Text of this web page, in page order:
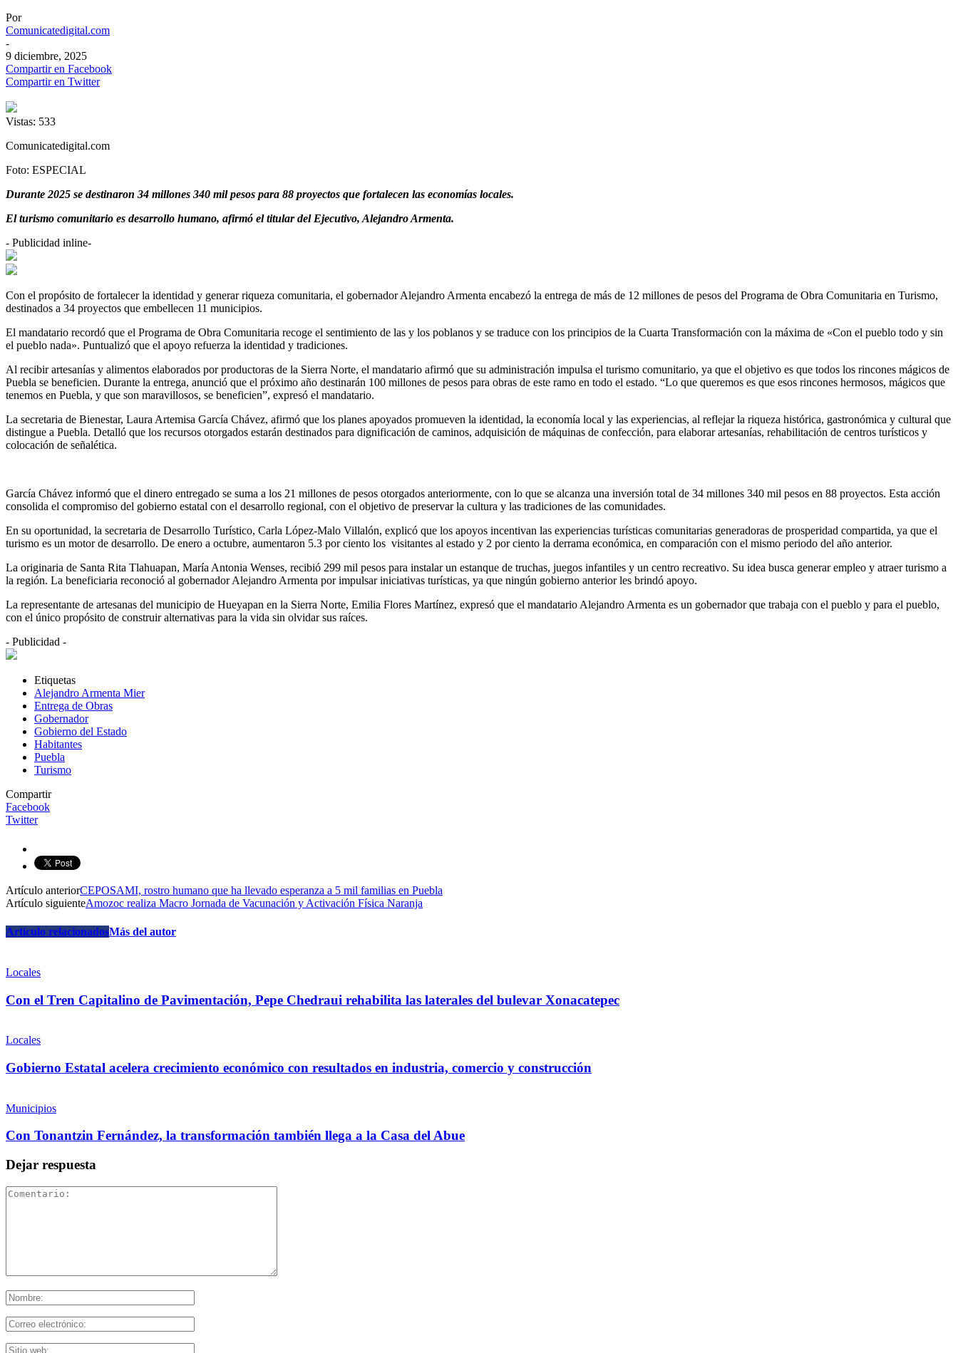
Por
Comunicatedigital.com
-
9 diciembre, 2025
Compartir en Facebook
Compartir en Twitter
Vistas: 533
Comunicatedigital.com
Foto: ESPECIAL
Durante 2025 se destinaron 34 millones 340 mil pesos para 88 proyectos que fortalecen las economías locales.
El turismo comunitario es desarrollo humano, afirmó el titular del Ejecutivo, Alejandro Armenta.
- Publicidad inline-
Con el propósito de fortalecer la identidad y generar riqueza comunitaria, el gobernador Alejandro Armenta encabezó la entrega de más de 12 millones de pesos del Programa de Obra Comunitaria en Turismo,
destinados a 34 proyectos que embellecen 11 municipios.
El mandatario recordó que el Programa de Obra Comunitaria recoge el sentimiento de las y los poblanos y se traduce con los principios de la Cuarta Transformación con la máxima de «Con el pueblo todo y sin
el pueblo nada». Puntualizó que el apoyo refuerza la identidad y tradiciones.
Al recibir artesanías y alimentos elaborados por productoras de la Sierra Norte, el mandatario afirmó que su administración impulsa el turismo comunitario, ya que el objetivo es que todos los rincones mágicos de
Puebla se beneficien. Durante la entrega, anunció que el próximo año destinarán 100 millones de pesos para obras de este ramo en todo el estado. “Lo que queremos es que esos rincones hermosos, mágicos que
tenemos en Puebla, y que son maravillosos, se beneficien”, expresó el mandatario.
La secretaria de Bienestar, Laura Artemisa García Chávez, afirmó que los planes apoyados promueven la identidad, la economía local y las experiencias, al reflejar la riqueza histórica, gastronómica y cultural que
distingue a Puebla. Detalló que los recursos otorgados estarán destinados para dignificación de caminos, adquisición de máquinas de confección, para elaborar artesanías, rehabilitación de centros turísticos y
colocación de señalética.
García Chávez informó que el dinero entregado se suma a los 21 millones de pesos otorgados anteriormente, con lo que se alcanza una inversión total de 34 millones 340 mil pesos en 88 proyectos. Esta acción
consolida el compromiso del gobierno estatal con el desarrollo regional, con el objetivo de preservar la cultura y las tradiciones de las comunidades.
En su oportunidad, la secretaria de Desarrollo Turístico, Carla López-Malo Villalón, explicó que los apoyos incentivan las experiencias turísticas comunitarias generadoras de prosperidad compartida, ya que el
turismo es un motor de desarrollo. De enero a octubre, aumentaron 5.3 por ciento los visitantes al estado y 2 por ciento la derrama económica, en comparación con el mismo periodo del año anterior.
La originaria de Santa Rita Tlahuapan, María Antonia Wenses, recibió 299 mil pesos para instalar un estanque de truchas, juegos infantiles y un centro recreativo. Su idea busca generar empleo y atraer turismo a
la región. La beneficiaria reconoció al gobernador Alejandro Armenta por impulsar iniciativas turísticas, ya que ningún gobierno anterior les brindó apoyo.
La representante de artesanas del municipio de Hueyapan en la Sierra Norte, Emilia Flores Martínez, expresó que el mandatario Alejandro Armenta es un gobernador que trabaja con el pueblo y para el pueblo,
con el único propósito de construir alternativas para la vida sin olvidar sus raíces.
- Publicidad -
Etiquetas
Alejandro Armenta Mier
Entrega de Obras
Gobernador
Gobierno del Estado
Habitantes
Puebla
Turismo
Compartir
Facebook
Twitter
Artículo anteriorCEPOSAMI, rostro humano que ha llevado esperanza a 5 mil familias en Puebla
Artículo siguienteAmozoc realiza Macro Jornada de Vacunación y Activación Física Naranja
Artículo relacionadosMás del autor
Locales
Con el Tren Capitalino de Pavimentación, Pepe Chedraui rehabilita las laterales del bulevar Xonacatepec
Locales
Gobierno Estatal acelera crecimiento económico con resultados en industria, comercio y construcción
Municipios
Con Tonantzin Fernández, la transformación también llega a la Casa del Abue
Dejar respuesta